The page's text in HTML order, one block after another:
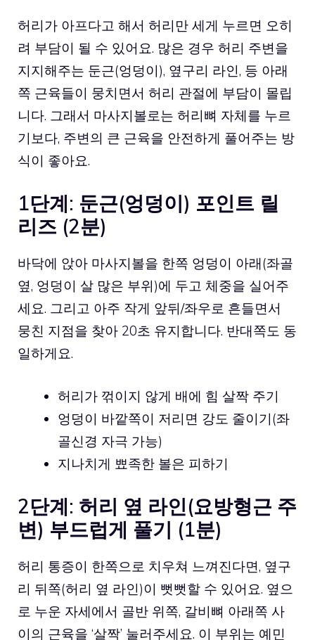
허리가 아프다고 해서 허리만 세게 누르면 오히
려 부담이 될 수 있어요. 많은 경우 허리 주변을
지지해주는 둔근(엉덩이), 옆구리 라인, 등 아래
쪽 근육들이 뭉치면서 허리 관절에 부담이 몰립
니다. 그래서 마사지볼로는 허리뼈 자체를 누르
기보다, 주변의 큰 근육을 안전하게 풀어주는 방
식이 좋아요.
1단계: 둔근(엉덩이) 포인트 릴
리즈 (2분)
바닥에 앉아 마사지볼을 한쪽 엉덩이 아래(좌골
옆, 엉덩이 살 많은 부위)에 두고 체중을 실어주
세요. 그리고 아주 작게 앞뒤/좌우로 흔들면서
뭉친 지점을 찾아 20초 유지합니다. 반대쪽도 동
일하게요.
허리가 꺾이지 않게 배에 힘 살짝 주기
엉덩이 바깥쪽이 저리면 강도 줄이기(좌
골신경 자극 가능)
지나치게 뾰족한 볼은 피하기
2단계: 허리 옆 라인(요방형근 주
변) 부드럽게 풀기 (1분)
허리 통증이 한쪽으로 치우쳐 느껴진다면, 옆구
리 뒤쪽(허리 옆 라인)이 뻣뻣할 수 있어요. 옆으
로 누운 자세에서 골반 위쪽, 갈비뼈 아래쪽 사
이의 근육을 ‘살짝’ 눌러주세요. 이 부위는 예민